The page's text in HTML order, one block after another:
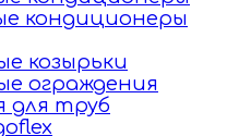
кондиционеры
козырьки
ограждения
для труб